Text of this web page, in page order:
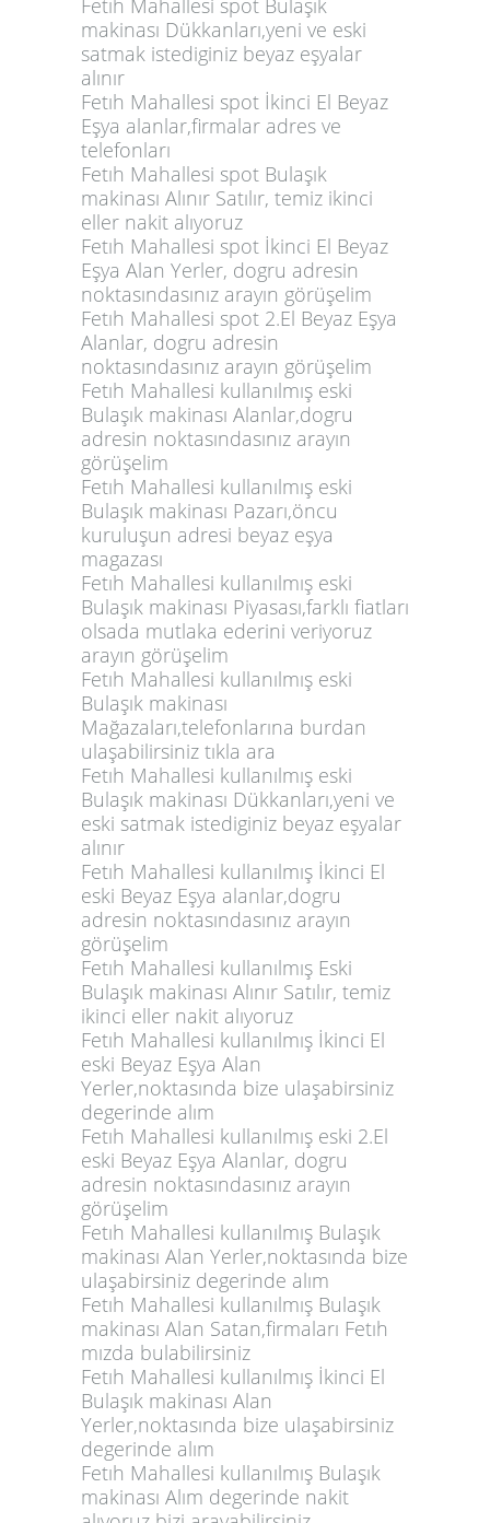
makinası Dükkanları,yeni ve eski
satmak istediginiz beyaz eşyalar
alınır
Fetıh Mahallesi spot İkinci El Beyaz
Eşya alanlar,firmalar adres ve
telefonları
Fetıh Mahallesi spot Bulaşık
makinası Alınır Satılır, temiz ikinci
eller nakit alıyoruz
Fetıh Mahallesi spot İkinci El Beyaz
Eşya Alan Yerler, dogru adresin
noktasındasınız arayın görüşelim
Fetıh Mahallesi spot 2.El Beyaz Eşya
Alanlar, dogru adresin
noktasındasınız arayın görüşelim
Fetıh Mahallesi kullanılmış eski
Bulaşık makinası Alanlar,dogru
adresin noktasındasınız arayın
görüşelim
Fetıh Mahallesi kullanılmış eski
Bulaşık makinası Pazarı,öncu
kuruluşun adresi beyaz eşya
magazası
Fetıh Mahallesi kullanılmış eski
Bulaşık makinası Piyasası,farklı fiatları
olsada mutlaka ederini veriyoruz
arayın görüşelim
Fetıh Mahallesi kullanılmış eski
Bulaşık makinası
Mağazaları,telefonlarına burdan
ulaşabilirsiniz tıkla ara
Fetıh Mahallesi kullanılmış eski
Bulaşık makinası Dükkanları,yeni ve
eski satmak istediginiz beyaz eşyalar
alınır
Fetıh Mahallesi kullanılmış İkinci El
eski Beyaz Eşya alanlar,dogru
adresin noktasındasınız arayın
görüşelim
Fetıh Mahallesi kullanılmış Eski
Bulaşık makinası Alınır Satılır, temiz
ikinci eller nakit alıyoruz
Fetıh Mahallesi kullanılmış İkinci El
eski Beyaz Eşya Alan
Yerler,noktasında bize ulaşabirsiniz
degerinde alım
Fetıh Mahallesi kullanılmış eski 2.El
eski Beyaz Eşya Alanlar, dogru
adresin noktasındasınız arayın
görüşelim
Fetıh Mahallesi kullanılmış Bulaşık
makinası Alan Yerler,noktasında bize
ulaşabirsiniz degerinde alım
Fetıh Mahallesi kullanılmış Bulaşık
makinası Alan Satan,firmaları Fetıh
mızda bulabilirsiniz
Fetıh Mahallesi kullanılmış İkinci El
Bulaşık makinası Alan
Yerler,noktasında bize ulaşabirsiniz
degerinde alım
Fetıh Mahallesi kullanılmış Bulaşık
makinası Alım degerinde nakit